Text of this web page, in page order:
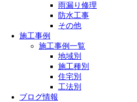
雨漏り修理
防水工事
その他
施工事例
施工事例一覧
地域別
施工種別
住宅別
工法別
ブログ情報